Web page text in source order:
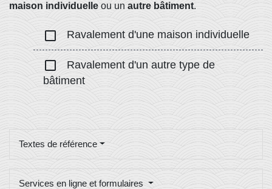
maison individuelle ou un autre bâtiment.
check_box_outline_blank Ravalement d'une maison individuelle
check_box_outline_blank
Ravalement d'un autre type de
bâtiment
Textes de référence
Services en ligne et formulaires